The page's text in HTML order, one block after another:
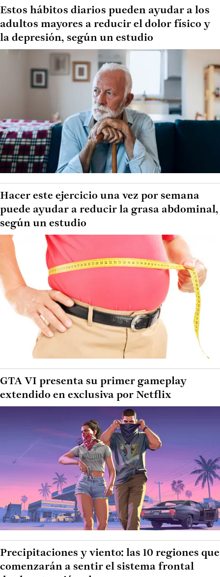
Estos hábitos diarios pueden ayudar a los
adultos mayores a reducir el dolor físico y
la depresión, según un estudio
Hacer este ejercicio una vez por semana
puede ayudar a reducir la grasa abdominal,
según un estudio
GTA VI presenta su primer gameplay
extendido en exclusiva por Netflix
Precipitaciones y viento: las 10 regiones que
comenzarán a sentir el sistema frontal